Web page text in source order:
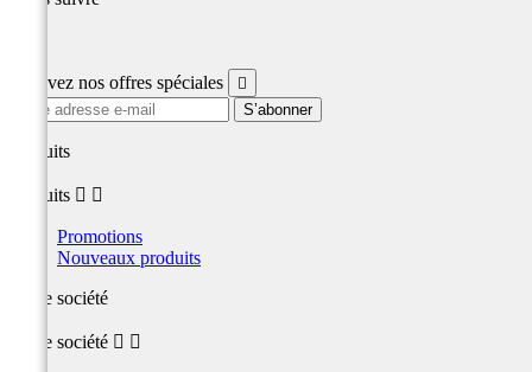
Recevez nos offres spéciales 
produits
produits  
Promotions
Nouveaux produits
Notre société
Notre société  